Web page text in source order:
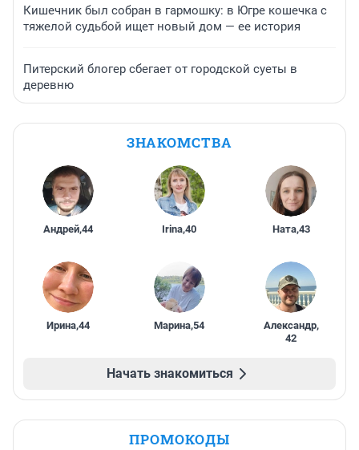
Кишечник был собран в гармошку: в Югре кошечка с
тяжелой судьбой ищет новый дом — ее история
Питерский блогер сбегает от городской суеты в
деревню
ЗНАКОМСТВА
Андрей,44 Irina,40 Ната,43
Ирина,44 Марина,54 Александр,
42
Начать знакомиться
ПРОМОКОДЫ